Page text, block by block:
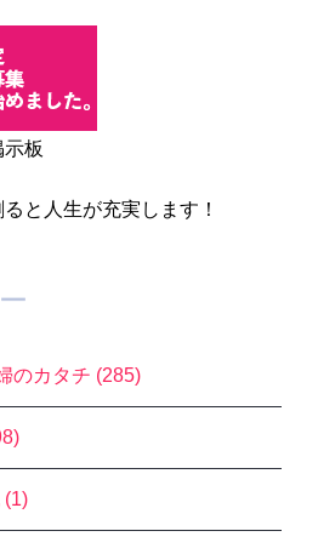
板
と人生が充実します！
のカタチ (285)
(1)